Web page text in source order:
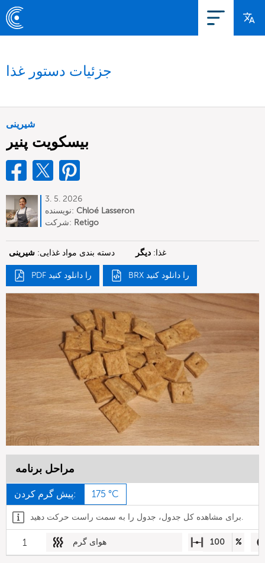
جزئیات دستور غذا
شیرینی
بیسکویت پنیر
3. 5. 2026
نویسنده: Chloé Lasseron
شرکت: Retigo
دسته بندی مواد غذایی: شیرینی غذا: دیگر
PDF را دانلود کنید BRX را دانلود کنید
مراحل برنامه
پیش گرم کردن: 175 °C
برای مشاهده کل جدول، جدول را به سمت راست حرکت دهید.
1 هوای گرم 100 %